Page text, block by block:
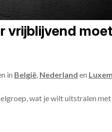
vrijblijvend
in België, Nederland en
wat je wilt uitstralen